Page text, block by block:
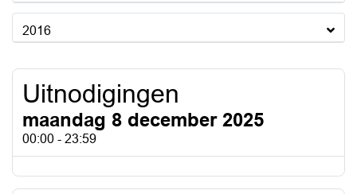
2016
Uitnodigingen
maandag 8 december 2025
00:00 - 23:59